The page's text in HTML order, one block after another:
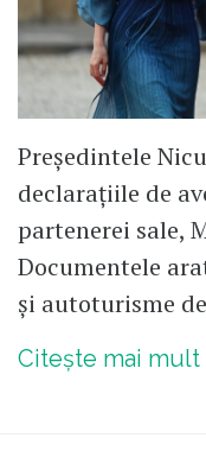
Președintele
declarațiile de
partenerei sale,
Documentele
și autoturisme
Citește mai mult